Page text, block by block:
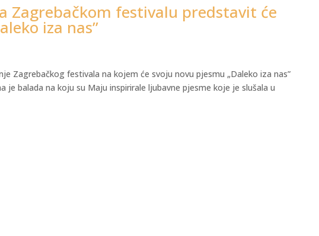
Zagrebačkom festivalu predstavit će
iza nas”
Zagrebačkog festivala na kojem će svoju novu pjesmu „Daleko iza nas”
je balada na koju su Maju inspirirale ljubavne pjesme koje je slušala u